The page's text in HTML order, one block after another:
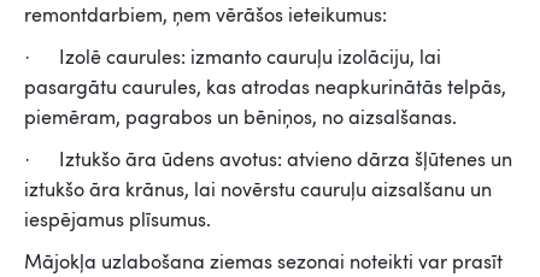
remontdarbiem, ņem vērāšos ieteikumus:
· Izolē caurules: izmanto cauruļu izolāciju, lai
pasargātu caurules, kas atrodas neapkurinātās telpās,
piemēram, pagrabos un bēniņos, no aizsalšanas.
· Iztukšo āra ūdens avotus: atvieno dārza šļūtenes un
iztukšo āra krānus, lai novērstu cauruļu aizsalšanu un
iespējamus plīsumus.
Mājokļa uzlabošana ziemas sezonai noteikti var prasīt